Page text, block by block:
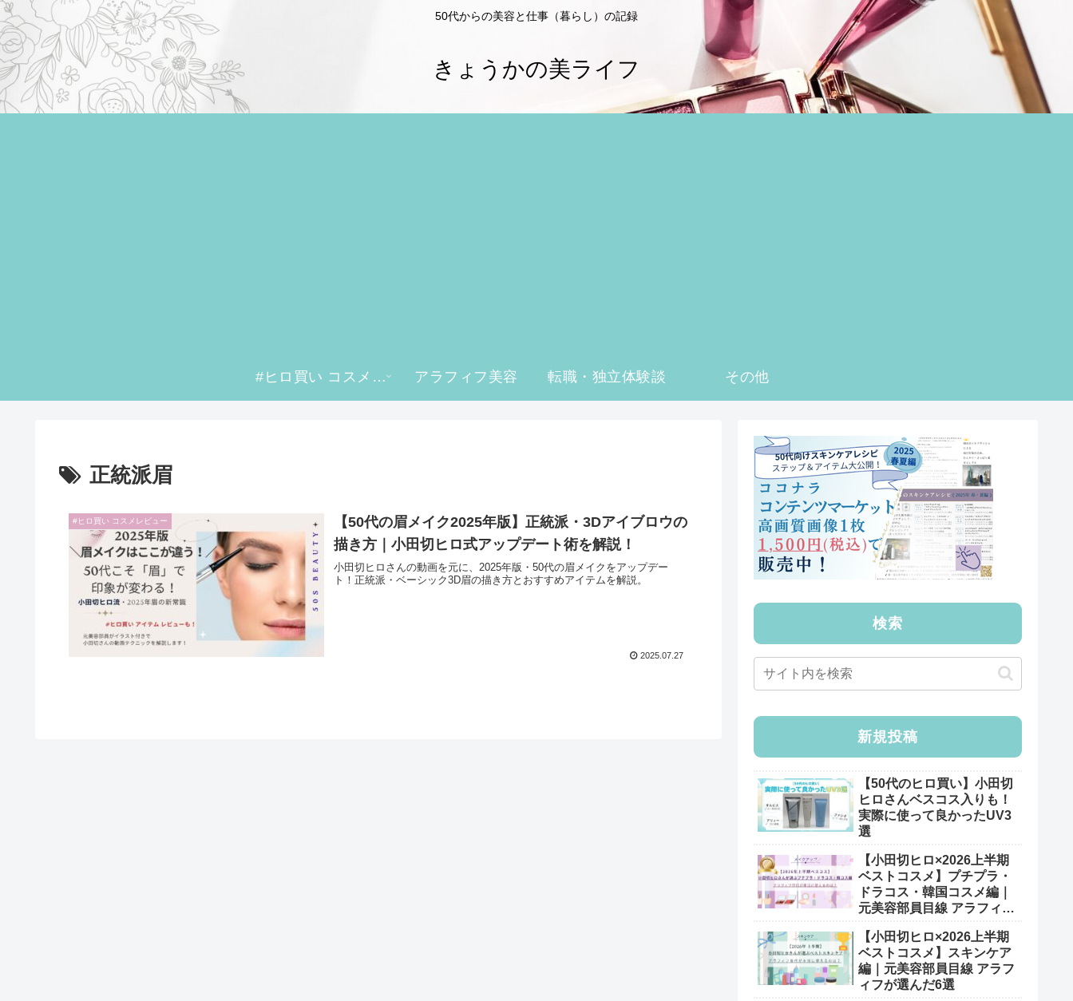
50代からの美容と仕事（暮らし）の記録
きょうかの美ライフ
#ヒロ買い コスメレビュー アラフィフ美容 転職・独立体験談 その他
正統派眉
#ヒロ買い コスメレビュー
【50代の眉メイク2025年版】正統派・3Dアイブロウの
描き方｜小田切ヒロ式アップデート術を解説！
小田切ヒロさんの動画を元に、2025年版・50代の眉メイクをアップデー
ト！正統派・ベーシック3D眉の描き方とおすすめアイテムを解説。
2025.07.27
検索
新規投稿
【50代のヒロ買い】小田切
ヒロさんベスコス入りも！
実際に使って良かったUV3
選
【小田切ヒロ×2026上半期
ベストコスメ】プチプラ・
ドラコス・韓国コスメ編｜
元美容部員目線 アラフィフ
【小田切ヒロ×2026上半期
ベストコスメ】スキンケア
編｜元美容部員目線 アラフ
ィフが選んだ6選